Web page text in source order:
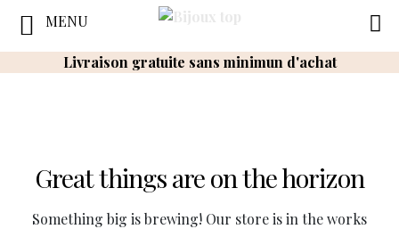
Livraison gratuite sans minimun d'achat
Great things are on the horizon
Something big is brewing! Our store is in the works
MENU